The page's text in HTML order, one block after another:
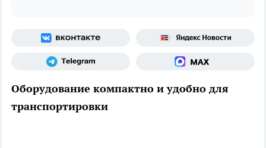
Оборудование компактно и удобно для
транспортировки